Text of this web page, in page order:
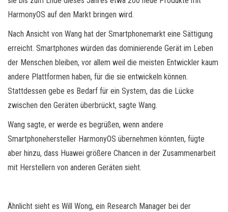
HarmonyOS auf den Markt bringen wird.
Nach Ansicht von Wang hat der Smartphonemarkt eine Sättigung
erreicht. Smartphones würden das dominierende Gerät im Leben
der Menschen bleiben, vor allem weil die meisten Entwickler kaum
andere Plattformen haben, für die sie entwickeln können.
Stattdessen gebe es Bedarf für ein System, das die Lücke
zwischen den Geräten überbrückt, sagte Wang.
Wang sagte, er werde es begrüßen, wenn andere
Smartphonehersteller HarmonyOS übernehmen könnten, fügte
aber hinzu, dass Huawei größere Chancen in der Zusammenarbeit
mit Herstellern von anderen Geräten sieht.
Ähnlicht sieht es Will Wong, ein Research Manager bei der